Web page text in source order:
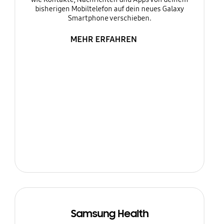
bisherigen Mobiltelefon auf dein neues Galaxy
Smartphone verschieben.
MEHR ERFAHREN
Samsung Health